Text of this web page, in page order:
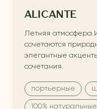
ALICANTE
Летняя атмосфера
сочетаются
элегантные
сочетания.
портьерные
100% натуральные